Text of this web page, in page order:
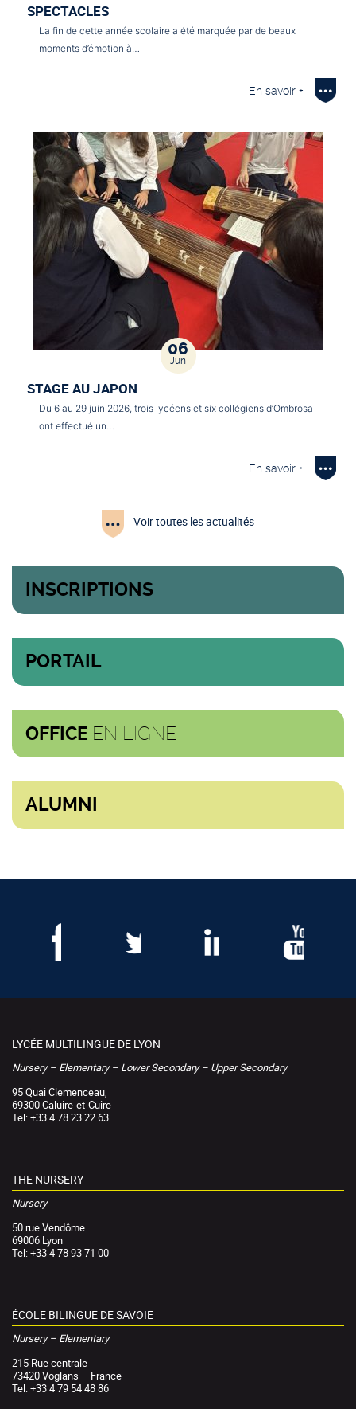
SPECTACLES
La fin de cette année scolaire a été marquée par de beaux
moments d’émotion à…
En savoir +
06
Jun
STAGE AU JAPON
Du 6 au 29 juin 2026, trois lycéens et six collégiens d’Ombrosa
ont effectué un…
En savoir +
Voir toutes les actualités
INSCRIPTIONS
PORTAIL
OFFICE EN LIGNE
ALUMNI
LYCÉE MULTILINGUE DE LYON
Nursery – Elementary – Lower Secondary – Upper Secondary
95 Quai Clemenceau,
69300 Caluire-et-Cuire
Tel: +33 4 78 23 22 63
THE NURSERY
Nursery
50 rue Vendôme
69006 Lyon
Tel: +33 4 78 93 71 00
ÉCOLE BILINGUE DE SAVOIE
Nursery – Elementary
215 Rue centrale
73420 Voglans – France
Tel: +33 4 79 54 48 86